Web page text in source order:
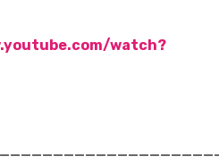
watch?